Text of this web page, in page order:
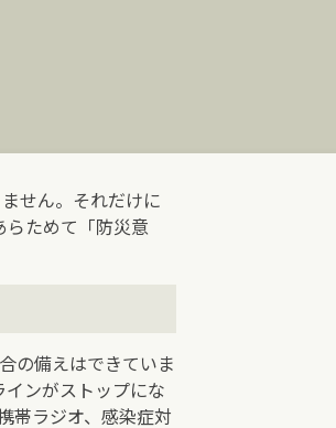
せん。それだけに
らためて「防災意
の備えはできていま
ンがストップにな
帯ラジオ、感染症対